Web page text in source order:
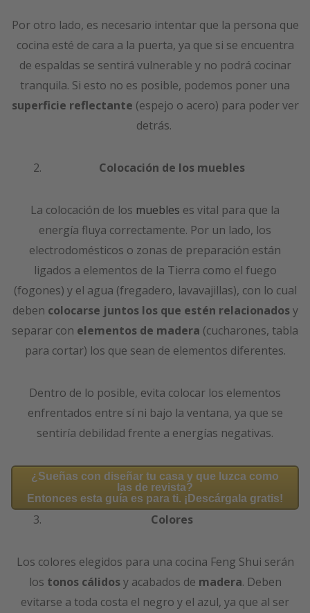
Por otro lado, es necesario intentar que la persona que
cocina esté de cara a la puerta, ya que si se encuentra
de espaldas se sentirá vulnerable y no podrá cocinar
tranquila. Si esto no es posible, podemos poner una
superficie reflectante (espejo o acero) para poder ver
detrás.
Colocación de los muebles
La colocación de los muebles es vital para que la
energía fluya correctamente. Por un lado, los
electrodomésticos o zonas de preparación están
ligados a elementos de la Tierra como el fuego
(fogones) y el agua (fregadero, lavavajillas), con lo cual
deben colocarse juntos los que estén relacionadosy
separar con elementos de madera (cucharones, tabla
para cortar) los que sean de elementos diferentes.
Dentro de lo posible, evita colocar los elementos
enfrentados entre sí ni bajo la ventana, ya que se
sentiría debilidad frente a energías negativas.
¿Sueñas con diseñar tu casa y que luzca como
las de revista?
Entonces esta guía es para ti. ¡Descárgala gratis!
Colores
Los colores elegidos para una cocina Feng Shui serán
los tonos cálidosy acabados de madera. Deben
evitarse a toda costa el negro y el azul, ya que al ser